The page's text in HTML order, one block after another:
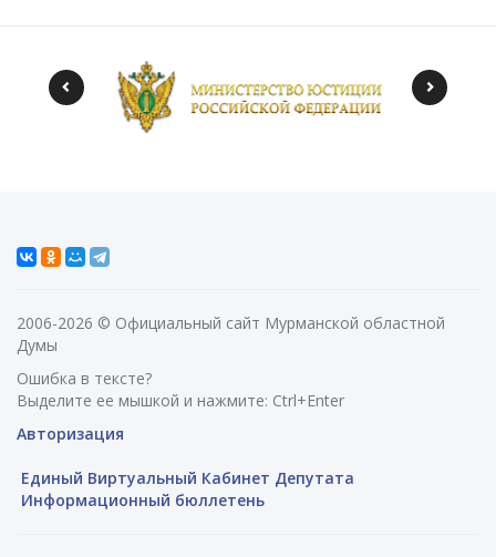
2006-2026 © Официальный сайт Мурманской областной
Думы
Ошибка в тексте?
Выделите ее мышкой и нажмите: Ctrl+Enter
Авторизация
Единый Виртуальный Кабинет Депутата
Информационный бюллетень